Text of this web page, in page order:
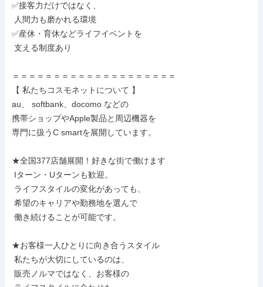
✅接客力だけではなく、
✅産休・育休などライフイベントを
＝＝＝＝＝＝＝＝＝＝＝＝＝＝＝＝＝＝＝＝
【 私たちコスモネットについて 】
au、 softbank、docomo などの
携帯ショップやApple製品と周辺機器を
専門に扱うC smartを展開しています。
★全国377店舗展開！好きな街で働けます
★お客様一人ひとりに向き合うスタイル